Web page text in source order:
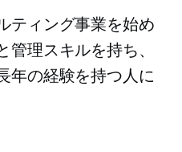
ティング事業を始め
管理スキルを持ち、
年の経験を持つ人に